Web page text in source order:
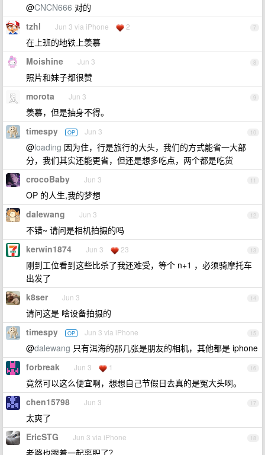
@CNCN666 对的
7
tzhl Jun 3 via iPhone 2
在上班的地铁上羡慕
8
Moishine Jun 3
照片和妹子都很赞
9
morota Jun 3
羡慕，但是抽身不得。
10
timespy OP Jun 3
@loading 因为住，行是旅行的大头，我们的方式能省一大部
分，我们其实还能更省，但还是想多吃点，两个都是吃货
11
crocoBaby Jun 3
OP 的人生,我的梦想
12
dalewang Jun 3
不错~ 请问是相机拍摄的吗
13
kerwin1874 Jun 3 23
刚到工位看到这些比杀了我还难受，等个 n+1 ，必须骑摩托车
出发了
14
k8ser Jun 3
请问这是 啥设备拍摄的
15
timespy OP Jun 3 via iPhone
@dalewang 只有洱海的那几张是朋友的相机，其他都是 iphone
16
forbreak Jun 3 1
竟然可以这么便宜啊，想想自己节假日去真的是冤大头啊。
17
chen15798 Jun 3
太爽了
18
EricSTG Jun 3 via iPhone
老婆也跟着一起离职了？